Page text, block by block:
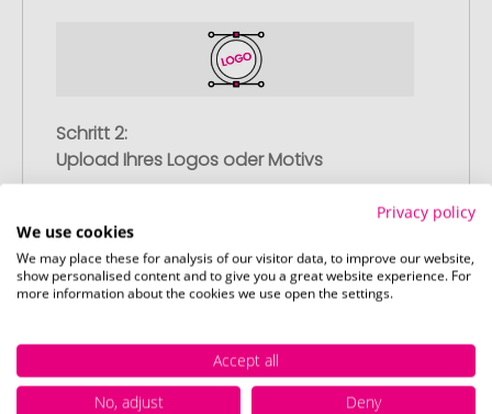
Schritt 2:
Upload Ihres Logos oder Motivs
Bestellabschlussseite (Checkout) Ihr Logo
oder Motiv hoch und schließen Sie Ihre
Bestellung ab. Falls Sie gerade keine
passende Datei zur Verfügung haben,
Privacy policy
We use cookies
We may place these for analysis of our visitor data, to improve our website,
show personalised content and to give you a great website experience. For
more information about the cookies we use open the settings.
Accept all
No, adjust
Deny